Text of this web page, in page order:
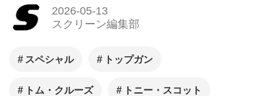
2026-05-13
スクリーン編集部
スペシャル トップガン
トム・クルーズ トニー・スコット